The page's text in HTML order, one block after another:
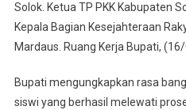
Solok. Ketua TP PKK Kabupaten
Kepala Bagian Kesejahteraan
Mardaus. Ruang Kerja Bupati,
Bupati mengungkapkan rasa
siswi yang berhasil melewati